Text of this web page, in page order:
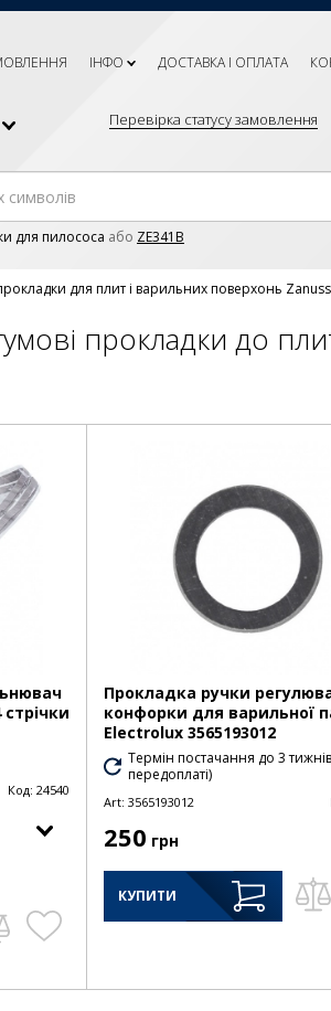
ІНФО ДОСТАВКА І ОПЛАТА
Перевірка статусу замовлення
для пилососа або ZE341B
для плит і варильних поверхонь
прокладки до
Код: 24540
Прокладка ручки
конфорки для варильної
Electrolux 3565193012
Термін постачання до 3
передоплаті)
Art: 3565193012
250 грн
КУПИТИ